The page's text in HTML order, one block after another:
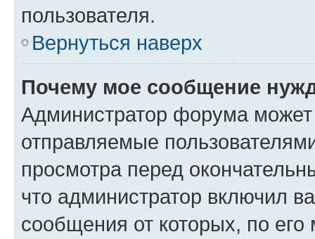
пользователя.
Вернуться наверх
Почему мое сообщение
Администратор форума
отправляемые
просмотра перед
что администратор включил
сообщения от которых, по